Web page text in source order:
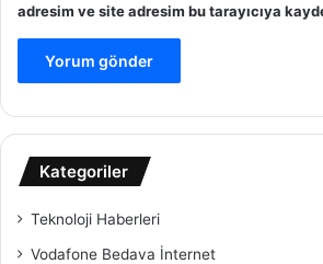
adresim ve site adresim bu tarayıcıya
Kategoriler
Teknoloji Haberleri
Vodafone Bedava İnternet